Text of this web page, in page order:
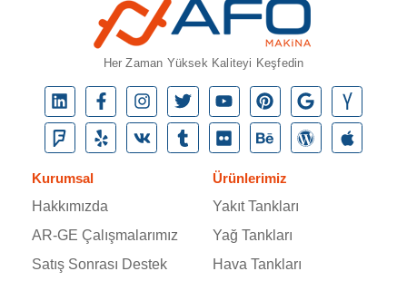
Her Zaman Yüksek Kaliteyi Keşfedin
Kurumsal
Hakkımızda
AR-GE Çalışmalarımız
Satış Sonrası Destek
Ürünlerimiz
Yakıt Tankları
Yağ Tankları
Hava Tankları